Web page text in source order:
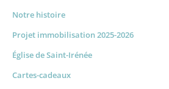
Notre histoire
Projet immobilisation 2025-2026
Église de Saint-Irénée
Cartes-cadeaux